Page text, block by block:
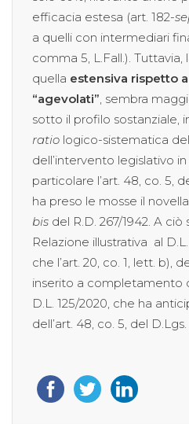
efficacia estesa (art. 182-
a quelli con intermediari
comma 5, L.Fall.). Tuttavia,
quella estensiva rispetto
“agevolati” , sembra
sotto il profilo sostanziale,
ratio logico-sistematica
dell’intervento legislativo
particolare l’art. 48, co. 5,
ha preso le mosse il
bis del R.D. 267/1942. A
Relazione illustrativa al
che l’art. 20, co. 1, lett. b),
inserito a completamento
D.L. 125/2020, che ha
dell’art. 48, co. 5, del D.Lgs.